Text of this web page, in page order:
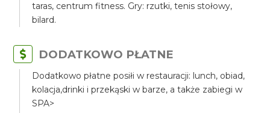
taras, centrum fitness. Gry: rzutki, tenis stołowy,
bilard.
DODATKOWO PŁATNE
Dodatkowo płatne posiłi w restauracji: lunch, obiad,
kolacja,drinki i przekąski w barze, a także zabiegi w
SPA>